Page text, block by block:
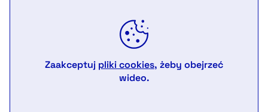
Zaakceptuj pliki cookies, żeby obejrzeć
wideo.